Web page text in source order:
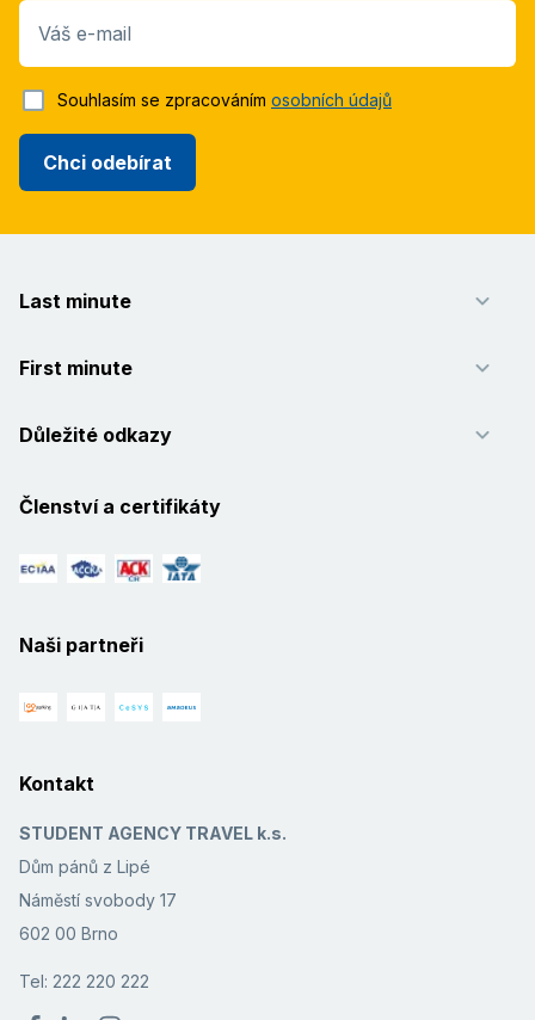
Váš e-mail
Chci odebírat
Souhlasím se zpracováním osobních údajů
Last minute
First minute
Důležité odkazy
Členství a certifikáty
Naši partneři
Kontakt
STUDENT AGENCY TRAVEL k.s.
Dům pánů z Lipé
Náměstí svobody 17
602 00 Brno
Tel: 222 220 222